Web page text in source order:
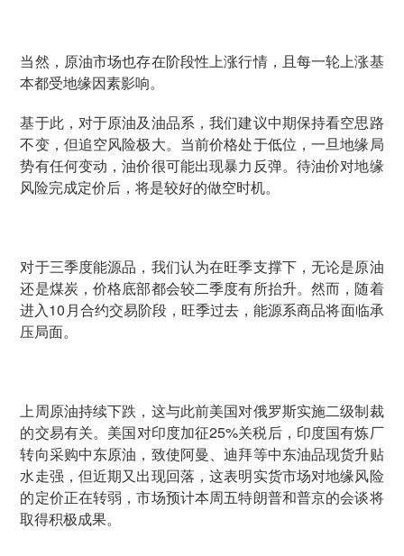
当然，原油市场也存在阶段性上涨行情，且每一轮上涨基
本都受地缘因素影响。
基于此，对于原油及油品系，我们建议中期保持看空思路
不变，但追空风险极大。当前价格处于低位，一旦地缘局
势有任何变动，油价很可能出现暴力反弹。待油价对地缘
风险完成定价后，将是较好的做空时机。
对于三季度能源品，我们认为在旺季支撑下，无论是原油
还是煤炭，价格底部都会较二季度有所抬升。然而，随着
进入10月合约交易阶段，旺季过去，能源系商品将面临承
压局面。
上周原油持续下跌，这与此前美国对俄罗斯实施二级制裁
的交易有关。美国对印度加征25%关税后，印度国有炼厂
转向采购中东原油，致使阿曼、迪拜等中东油品现货升贴
水走强，但近期又出现回落，这表明实货市场对地缘风险
的定价正在转弱，市场预计本周五特朗普和普京的会谈将
取得积极成果。